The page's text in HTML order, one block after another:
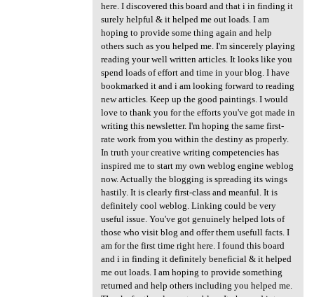
here. I discovered this board and that i in finding it
surely helpful & it helped me out loads. I am
hoping to provide some thing again and help
others such as you helped me. I'm sincerely playing
reading your well written articles. It looks like you
spend loads of effort and time in your blog. I have
bookmarked it and i am looking forward to reading
new articles. Keep up the good paintings. I would
love to thank you for the efforts you've got made in
writing this newsletter. I'm hoping the same first-
rate work from you within the destiny as properly.
In truth your creative writing competencies has
inspired me to start my own weblog engine weblog
now. Actually the blogging is spreading its wings
hastily. It is clearly first-class and meanful. It is
definitely cool weblog. Linking could be very
useful issue. You've got genuinely helped lots of
those who visit blog and offer them usefull facts. I
am for the first time right here. I found this board
and i in finding it definitely beneficial & it helped
me out loads. I am hoping to provide something
returned and help others including you helped me.